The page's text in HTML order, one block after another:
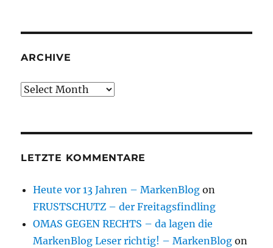
ARCHIVE
Archive
LETZTE KOMMENTARE
Heute vor 13 Jahren – MarkenBlog on
FRUSTSCHUTZ – der Freitagsfindling
OMAS GEGEN RECHTS – da lagen die
MarkenBlog Leser richtig! – MarkenBlog on